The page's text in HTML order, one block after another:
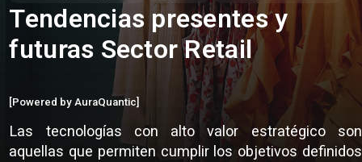
Tendencias presentes y
futuras Sector Retail
[Powered by AuraQuantic]
Las tecnologías con alto valor estratégico son
aquellas que permiten cumplir los objetivos definidos